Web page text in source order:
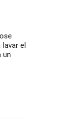
el
un